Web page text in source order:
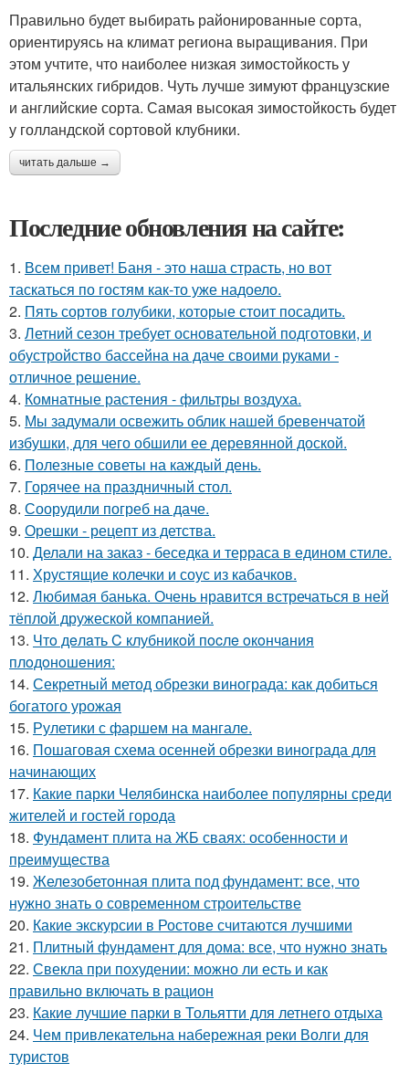
Правильно будет выбирать районированные сорта,
ориентируясь на климат региона выращивания. При
этом учтите, что наиболее низкая зимостойкость у
итальянских гибридов. Чуть лучше зимуют французские
и английские сорта. Самая высокая зимостойкость будет
у голландской сортовой клубники.
читать дальше →
Последние обновления на сайте:
1. Всем привет! Баня - это наша страсть, но вот
таскаться по гостям как-то уже надоело.
2. Пять сортов голубики, которые стоит посадить.
3. Летний сезон требует основательной подготовки, и
обустройство бассейна на даче своими руками -
отличное решение.
4. Комнатные растения - фильтры воздуха.
5. Мы задумали освежить облик нашей бревенчатой
избушки, для чего обшили ее деревянной доской.
6. Полезные советы на каждый день.
7. Горячее на праздничный стол.
8. Соорудили погреб на даче.
9. Орешки - рецепт из детства.
10. Делали на заказ - беседка и терраса в едином стиле.
11. Хрустящие колечки и соус из кабачков.
12. Любимая банька. Очень нравится встречаться в ней
тёплой дружеской компанией.
13. Чтo дeлaть C клубникoй пocлe oкoнчaния
плoдoнoшeния:
14. Секретный метод обрезки винограда: как добиться
богатого урожая
15. Рулетики с фаршем на мангале.
16. Пошаговая схема осенней обрезки винограда для
начинающих
17. Какие парки Челябинска наиболее популярны среди
жителей и гостей города
18. Фундамент плита на ЖБ сваях: особенности и
преимущества
19. Железобетонная плита под фундамент: все, что
нужно знать о современном строительстве
20. Какие экскурсии в Ростове считаются лучшими
21. Плитный фундамент для дома: все, что нужно знать
22. Свекла при похудении: можно ли есть и как
правильно включать в рацион
23. Какие лучшие парки в Тольятти для летнего отдыха
24. Чем привлекательна набережная реки Волги для
туристов